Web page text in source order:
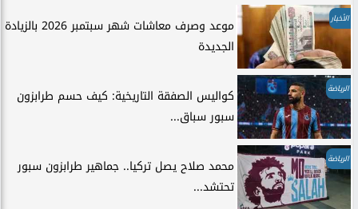
الأخبار
موعد وصرف معاشات شهر سبتمبر 2026 بالزيادة
الجديدة
الرياضة
كواليس الصفقة التاريخية: كيف حسم طرابزون
سبور سباق...
الرياضة
محمد صلاح يصل تركيا.. جماهير طرابزون سبور
تحتشد...